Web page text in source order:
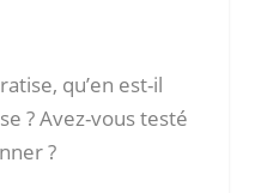
qu’en est-il
? Avez-vous testé
?